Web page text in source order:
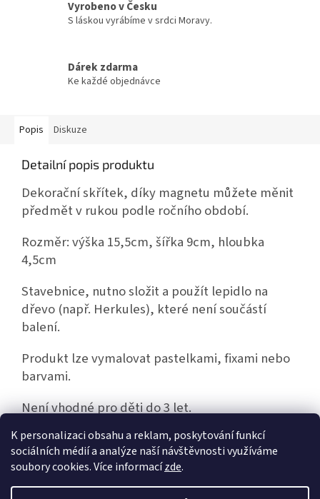
K personalizaci obsahu a reklam, poskytování funkcí
sociálních médií a analýze naší návštěvnosti využíváme
soubory cookies. Více informacízde.
Vyrobeno v Česku
S láskou vyrábíme v srdci Moravy.
Dárek zdarma
Ke každé objednávce
Popis Diskuze
Detailní popis produktu
Dekorační skřítek, díky magnetu můžete měnit
předmět v rukou podle ročního období.
Rozměr: výška 15,5cm, šířka 9cm, hloubka
4,5cm
Stavebnice, nutno složit a použít lepidlo na
dřevo (např. Herkules), které není součástí
balení.
Produkt lze vymalovat pastelkami, fixami nebo
barvami.
Není vhodné pro děti do 3 let.